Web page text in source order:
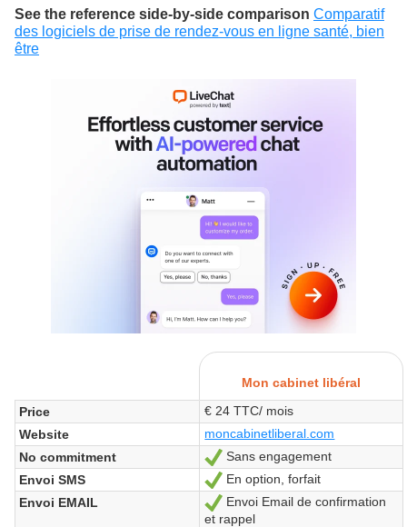
See the reference side-by-side comparison Comparatif
des logiciels de prise de rendez-vous en ligne santé, bien
être
Mon cabinet libéral
Price
€ 24 TTC/ mois
Website
moncabinetliberal.com
No commitment
Yes
Sans engagement
Envoi SMS
Yes
En option, forfait
Envoi EMAIL
Yes
Envoi Email de confirmation
et rappel